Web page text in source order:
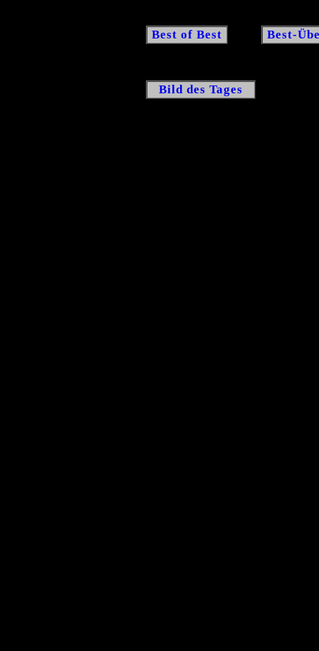
Best of Best Best-
Bild des Tages